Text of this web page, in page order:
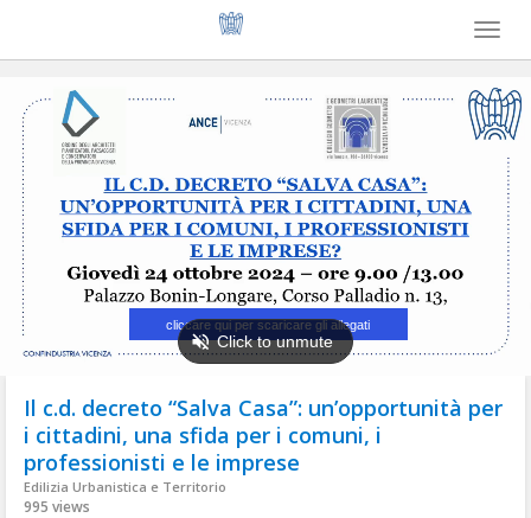
Toggle
Il c.d. decreto “Salva Casa”: un’opportunità per
i cittadini, una sfida per i comuni, i
professionisti e le imprese
Edilizia Urbanistica e Territorio
995 views